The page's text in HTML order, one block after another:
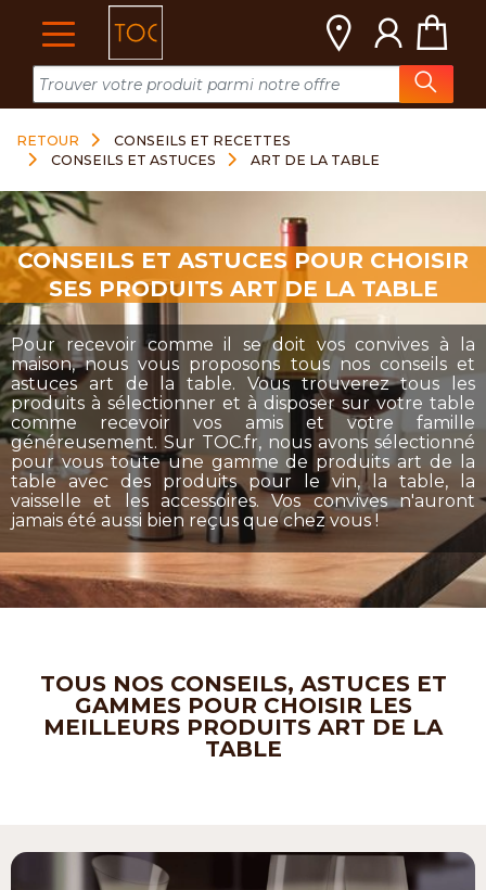
RETOUR
CONSEILS ET RECETTES
CONSEILS ET ASTUCES
ART DE LA TABLE
CONSEILS ET ASTUCES POUR CHOISIR
SES PRODUITS ART DE LA TABLE
Pour recevoir comme il se doit vos convives à la
maison, nous vous proposons tous nos conseils et
astuces art de la table. Vous trouverez tous les
produits à sélectionner et à disposer sur votre table
comme recevoir vos amis et votre famille
généreusement. Sur TOC.fr, nous avons sélectionné
pour vous toute une gamme de produits art de la
table avec des produits pour le vin, la table, la
vaisselle et les accessoires. Vos convives n'auront
jamais été aussi bien reçus que chez vous !
TOUS NOS CONSEILS, ASTUCES ET
GAMMES POUR CHOISIR LES
MEILLEURS PRODUITS ART DE LA
TABLE
Cookies management panel